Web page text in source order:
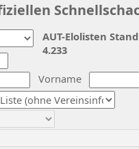
Vorname
AUT-Elolisten
4.233